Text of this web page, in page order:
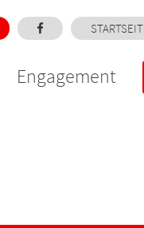
Engagement